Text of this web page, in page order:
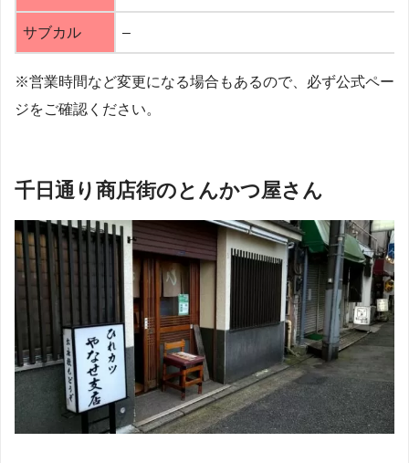
サブカル –
※営業時間など変更になる場合もあるので、必ず公式ペー
ジをご確認ください。
千日通り商店街のとんかつ屋さん